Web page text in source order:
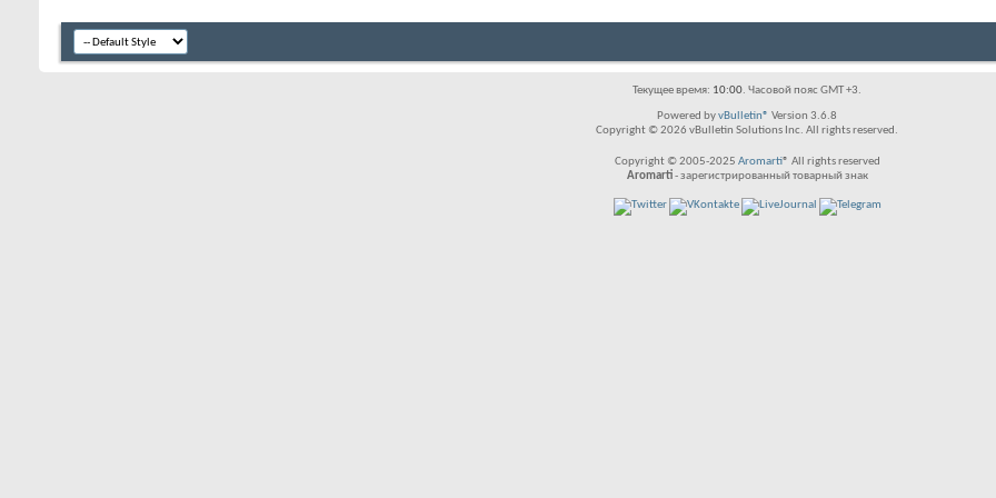
Текущее время: 10:00. Часовой пояс GMT +3.
Powered byvBulletin® Version 3.6.8
Copyright © 2026 vBulletin Solutions Inc. All rights reserved.
Copyright © 2005-2025 Aromarti® All rights reserved
Aromarti- зарегистрированный товарный знак